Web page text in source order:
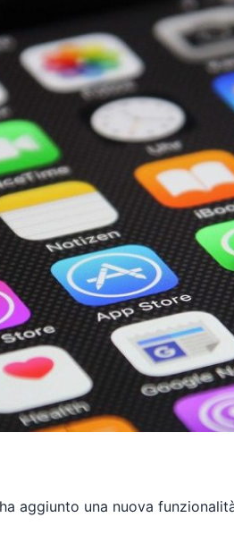
ha aggiunto una nuova